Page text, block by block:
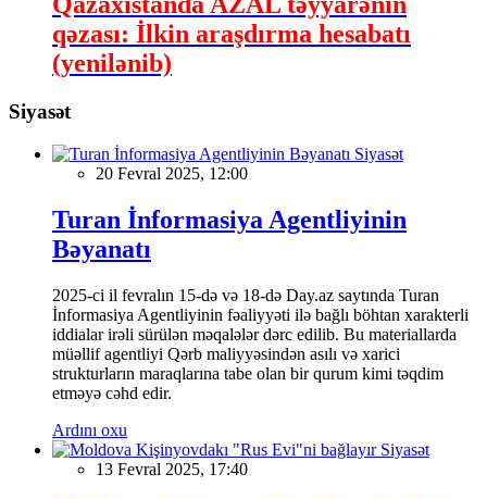
qəzası: İlkin araşdırma hesabatı
(yenilənib)
Siyasət
Siyasət
20 Fevral 2025, 12:00
Turan İnformasiya Agentliyinin
Bəyanatı
2025-ci il fevralın 15-də və 18-də Day.az saytında Turan
İnformasiya Agentliyinin fəaliyyəti ilə bağlı böhtan xarakterli
iddialar irəli sürülən məqalələr dərc edilib. Bu materiallarda
müəllif agentliyi Qərb maliyyəsindən asılı və xarici
strukturların maraqlarına tabe olan bir qurum kimi təqdim
etməyə cəhd edir.
Ardını oxu
Siyasət
13 Fevral 2025, 17:40